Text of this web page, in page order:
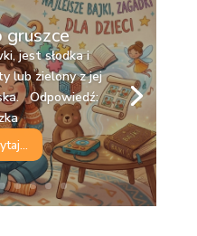
gruszce
jest słodka i
lub zielony z jej
Odpowiedź: